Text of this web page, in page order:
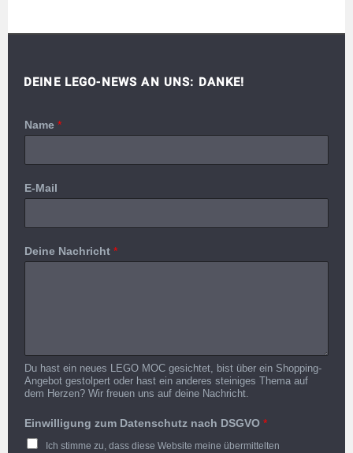
DEINE LEGO-NEWS AN UNS: DANKE!
Name *
E-Mail
Deine Nachricht *
Du hast ein neues LEGO MOC gesichtet, bist über ein Shopping-
Angebot gestolpert oder hast ein anderes steiniges Thema auf
dem Herzen? Wir freuen uns auf deine Nachricht.
Einwilligung zum Datenschutz nach DSGVO *
Ich stimme zu, dass diese Website meine übermittelten